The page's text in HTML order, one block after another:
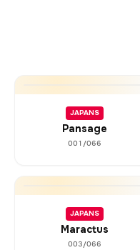
JAPANS
Pansage
001/066
JAPANS
Maractus
003/066